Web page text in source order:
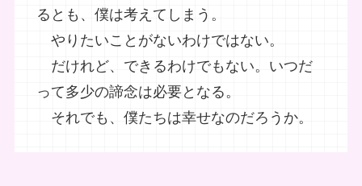
るとも、僕は考えてしまう。
やりたいことがないわけではない。
だけれど、できるわけでもない。いつだ
って多少の諦念は必要となる。
それでも、僕たちは幸せなのだろうか。